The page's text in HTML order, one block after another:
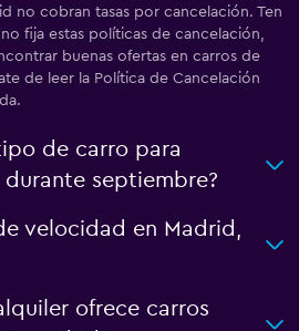
no cobran tasas por cancelación. Ten
fija estas políticas de cancelación,
buenas ofertas en carros de
de leer la Política de Cancelación
de carro para
septiembre?
velocidad en Madrid,
ofrece carros